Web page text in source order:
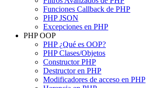
Funciones Callback de PHP
PHP JSON
Excepciones en PHP
PHP OOP
PHP ¿Qué es OOP?
PHP Clases/Objetos
Constructor PHP
Destructor en PHP
Modificadores de acceso en PHP